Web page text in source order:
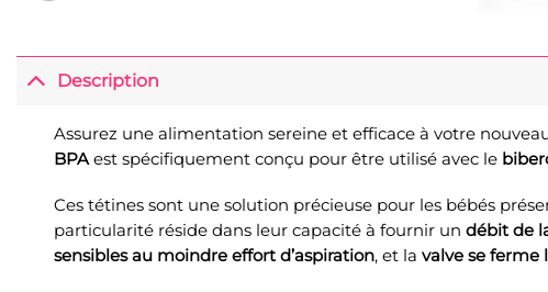
Description
Assurez une alimentation sereine et efficace à votre
BPAest spécifiquement conçu pour être utilisé avec le
Ces tétines sont une solution précieuse pour les bébés
particularité réside dans leur capacité à fournir un débit de
sensibles au moindre effort d’aspiration, et la valve se ferme